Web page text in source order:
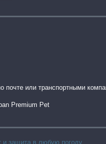
почте или транспортными
Premium Pet